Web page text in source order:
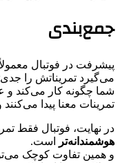
جمع‌بندی
پیشرفت در فوتبال
می‌گیرد تمریناتش را
شما چگونه کار می‌کند و
تمرینات معنا پیدا
در نهایت، فوتبال فقط
هوشمندانه‌تر
است.
و همین تفاوت کوچک